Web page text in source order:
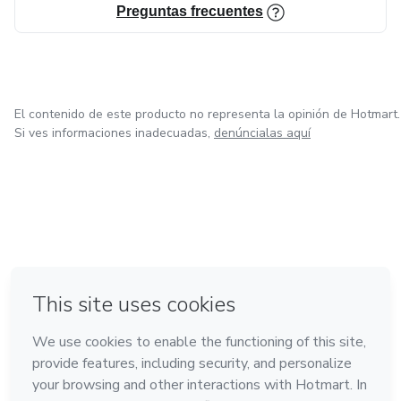
en equipo hacia la visión 2024.
Preguntas frecuentes
El contenido de este producto no representa la opinión de Hotmart.
Si ves informaciones inadecuadas, denúncialas aquí
Hecho con❤ en Belo Horizonte